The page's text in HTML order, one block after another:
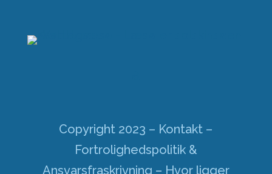
Copyright 2023 – Kontakt –
Fortrolighedspolitik &
Ansvarsfraskrivning – Hvor ligger